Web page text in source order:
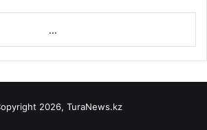
...
2026, TuraNews.kz